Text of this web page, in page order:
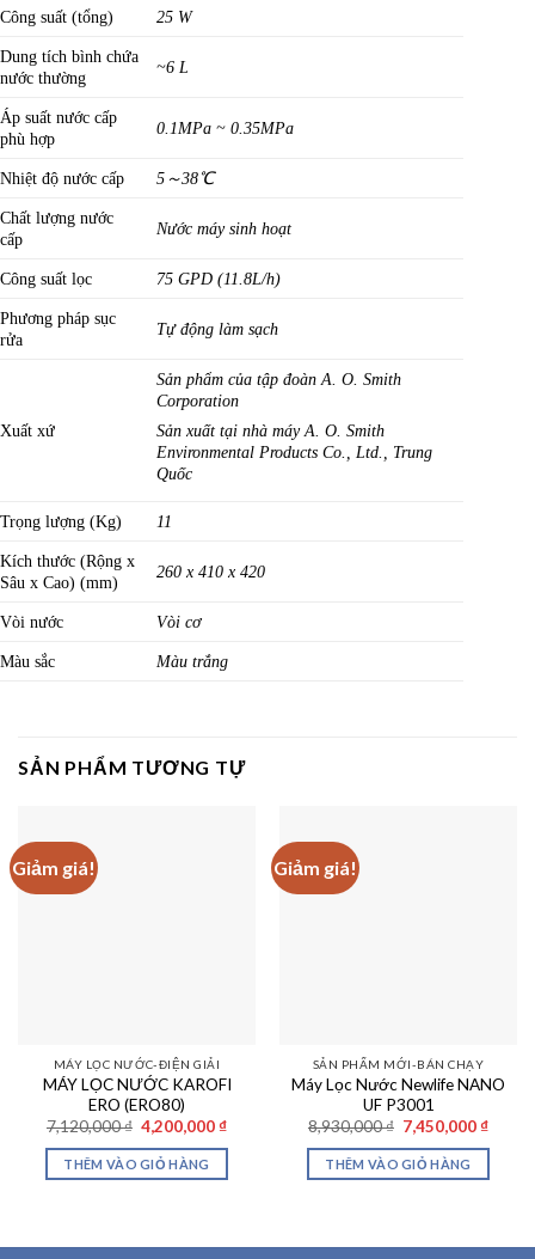
Công suất (tổng) 25 W
Dung tích bình chứa
nước thường
~6 L
Áp suất nước cấp
phù hợp
0.1MPa ~ 0.35MPa
Nhiệt độ nước cấp 5～38℃
Chất lượng nước
cấp
Nước máy sinh hoạt
Công suất lọc 75 GPD (11.8L/h)
Phương pháp sục
rửa
Tự động làm sạch
Xuất xứ
Sản phẩm của tập đoàn A. O. Smith
Corporation
Sản xuất tại nhà máy A. O. Smith
Environmental Products Co., Ltd., Trung
Quốc
Trọng lượng (Kg) 11
Kích thước (Rộng x
Sâu x Cao) (mm)
260 x 410 x 420
Vòi nước Vòi cơ
Màu sắc Màu trắng
SẢN PHẨM TƯƠNG TỰ
Giảm giá!
MÁY LỌC NƯỚC-ĐIỆN GIẢI
MÁY LỌC NƯỚC KAROFI
ERO (ERO80)
7,120,000₫ Giá
gốc
là:
7,120,000 ₫.
4,200,000 ₫Giá
THÊM VÀO GIỎ HÀNG
Giảm giá!
SẢN PHẨM MỚI-BÁN CHẠY
Máy Lọc Nước Newlife NANO
UF P3001
8,930,000₫ Giá
gốc
là:
8,930,000 ₫.
7,450,000 ₫Giá
THÊM VÀO GIỎ HÀNG